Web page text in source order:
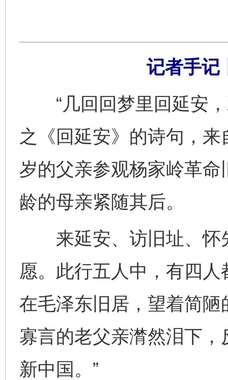
记者手记
“几回回梦里回延安，
之《回延安》的诗句，
岁的父亲参观杨家岭革
龄的母亲紧随其后。
来延安、访旧址、怀
愿。此行五人中，有四
在毛泽东旧居，望着简
寡言的老父亲潸然泪下，
新中国。”